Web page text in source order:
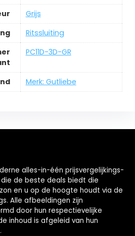
‎Grijs
‎Ritssluiting
‎PC11D-3D-GR
Merk: Gutliebe
alles-in-één prijsvergelijkings-
de beste deals biedt die
en u op de hoogte houdt via de
Alle afbeeldingen zijn
door hun respectievelijke
inhoud is afgeleid van hun